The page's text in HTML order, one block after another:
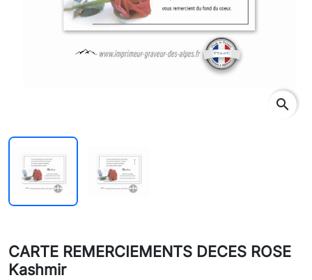
search
CARTE REMERCIEMENTS DECES ROSE
Kashmir